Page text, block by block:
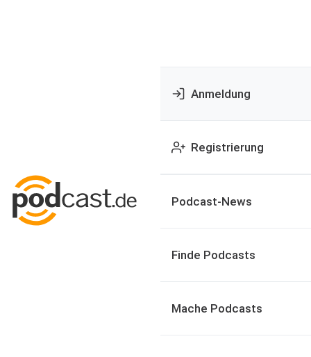
Anmeldung
Registrierung
Podcast-News
Finde Podcasts
Mache Podcasts